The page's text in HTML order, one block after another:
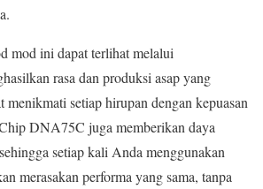
mod ini dapat terlihat melalui
rasa dan produksi asap yang
menikmati setiap hirupan dengan kepuasan
DNA75C juga memberikan daya
setiap kali Anda menggunakan
merasakan performa yang sama, tanpa